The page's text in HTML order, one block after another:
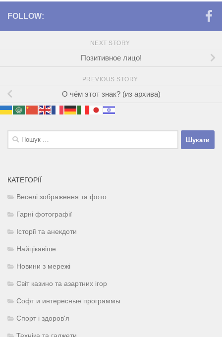
FOLLOW:
NEXT STORY
Позитивное лицо!
PREVIOUS STORY
О чём этот знак? (из архива)
Пошук:
КАТЕГОРІЇ
Веселі зображення та фото
Гарні фотографії
Історії та анекдоти
Найцікавіше
Новини з мережі
Світ казино та азартних ігор
Софт и интересные программы
Спорт і здоров'я